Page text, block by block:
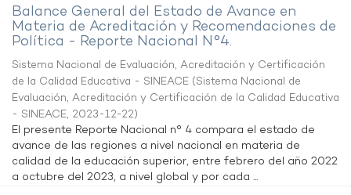
Balance General del Estado de Avance en
Materia de Acreditación y Recomendaciones de
Política - Reporte Nacional N°4.
Sistema Nacional de Evaluación, Acreditación y Certificación
de la Calidad Educativa - SINEACE (Sistema Nacional de
Evaluación, Acreditación y Certificación de la Calidad Educativa
- SINEACE, 2023-12-22)
El presente Reporte Nacional n° 4 compara el estado de
avance de las regiones a nivel nacional en materia de
calidad de la educación superior, entre febrero del año 2022
a octubre del 2023, a nivel global y por cada ...